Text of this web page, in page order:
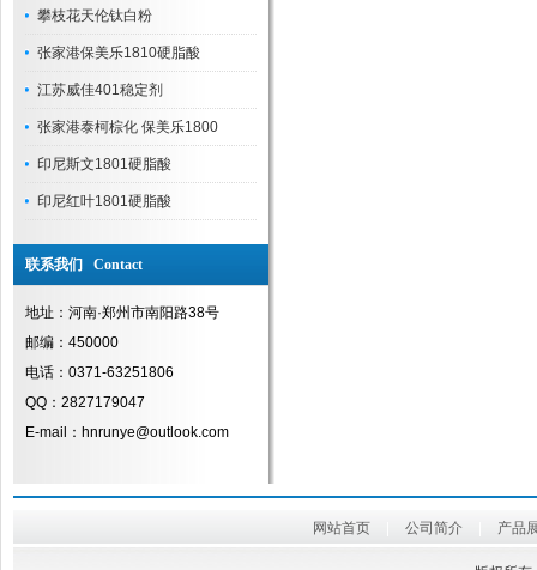
攀枝花天伦钛白粉
张家港保美乐1810硬脂酸
江苏威佳401稳定剂
张家港泰柯棕化 保美乐1800
印尼斯文1801硬脂酸
印尼红叶1801硬脂酸
联系我们 Contact
地址：河南·郑州市南阳路38号
邮编：450000
电话：0371-63251806
QQ：2827179047
E-mail：hnrunye@outlook.com
网站首页 公司简介 产品